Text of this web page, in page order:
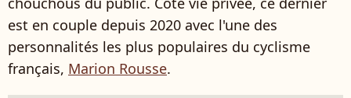
est en couple depuis 2020 avec l'une des
personnalités les plus populaires du cyclisme
français, Marion Rousse.